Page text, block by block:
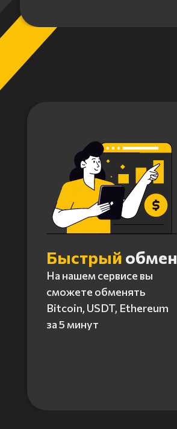
3
Быстрый обмен
На нашем сервисе вы
сможете обменять
Bitcoin, USDT, Ethereum
за 5 минут